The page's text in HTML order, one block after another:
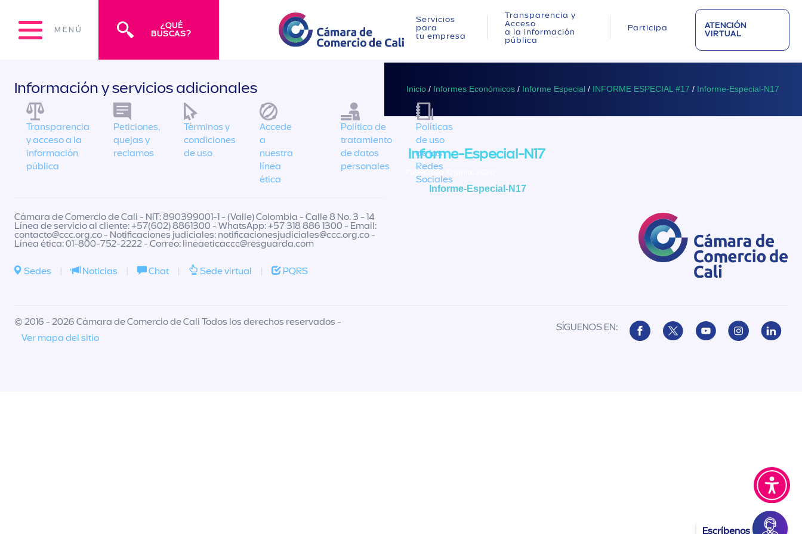
MENÚ
¿QUÉ
BUSCAS?
Servicios
para
tu empresa
Transparencia y
Acceso
a la información
pública
Participa
ATENCIÓN
VIRTUAL
Inicio / Informes Económicos / Informe Especial / INFORME ESPECIAL #17 / Informe-Especial-N17
Informe-Especial-N17
Publicado 10 junio, 2020
Informe-Especial-N17
Escríbenos
Información y servicios adicionales
Transparencia
y acceso a la
información
pública
Peticiones,
quejas y
reclamos
Términos y
condiciones
de uso
Accede
a
nuestra
línea
ética
Política de
tratamiento
de datos
personales
Políticas
de uso
de las
Redes
Sociales
Cámara de Comercio de Cali - NIT: 890399001-1 - (Valle) Colombia - Calle 8 No. 3 - 14
Línea de servicio al cliente: +57(602) 8861300 - WhatsApp: +57 318 886 1300 - Email:
contacto@ccc.org.co- Notificaciones judiciales: notificacionesjudiciales@ccc.org.co-
Línea ética: 01-800-752-2222 - Correo: lineaeticaccc@resguarda.com
Sedes | Noticias | Chat | Sede virtual | PQRS
© 2016 - 2026 Cámara de Comercio de Cali Todos los derechos reservados -
Ver mapa del sitio
SÍGUENOS EN: